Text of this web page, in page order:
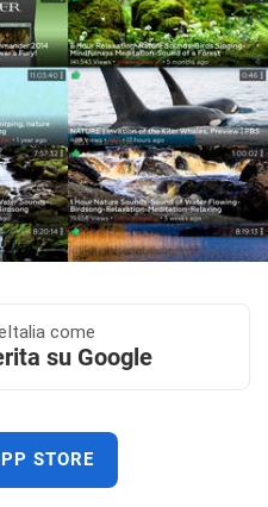
come
su Google
STORE